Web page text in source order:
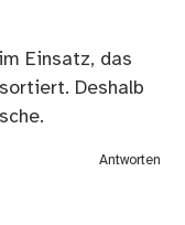
Einsatz, das
Deshalb
Antworten